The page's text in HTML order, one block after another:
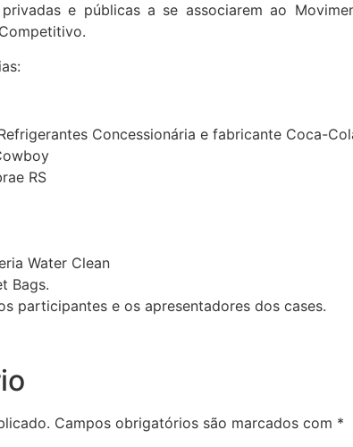
e públicas a se associarem ao
Concessionária e fabricante Coca-
RS
Water Clean
Bags.
participantes e os apresentadores dos cases.
Campos obrigatórios são marcados com *